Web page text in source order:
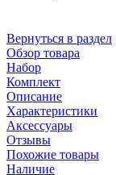
Вернуться в раздел
Обзор товара
Набор
Комплект
Описание
Характеристики
Аксессуары
Отзывы
Похожие товары
Наличие